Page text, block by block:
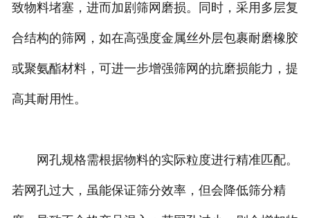
致物料堵塞，进而加剧筛网磨损。同时，采用多层复
合结构的筛网，如在高强度金属丝外层包裹耐磨橡胶
或聚氨酯材料，可进一步增强筛网的抗磨损能力，提
高其耐用性。
网孔规格需根据物料的实际粒度进行精准匹配。
若网孔过大，虽能保证筛分效率，但会降低筛分精